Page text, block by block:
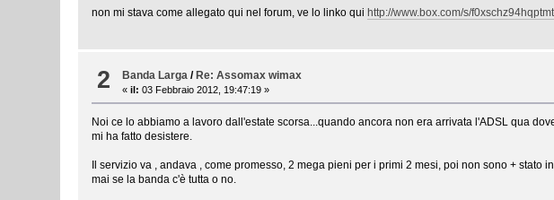
non mi stava come allegato qui nel forum, ve lo linko qui http://www.box.com/s/
2 Banda Larga /Re: Assomax wimax
«il: 03 Febbraio 2012, 19:47:19 »
Noi ce lo abbiamo a lavoro dall'estate scorsa...quando ancora non era arrivata l'ADSL qua
mi ha fatto desistere.
Il servizio va , andava , come promesso, 2 mega pieni per i primi 2 mesi, poi non sono +
mai se la banda c'è tutta o no.